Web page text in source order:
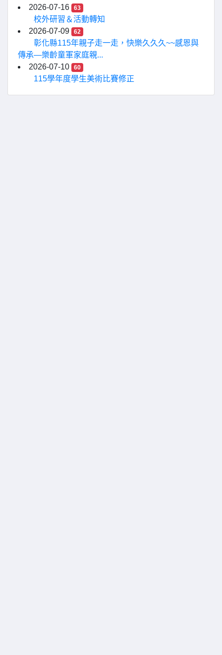
2026-07-16
63
校外研習＆活動轉知
2026-07-09
62
彰化縣115年親子走一走，快樂久久久~~感恩與
傳承—樂齡童軍家庭親...
2026-07-10
60
115學年度學生美術比賽修正